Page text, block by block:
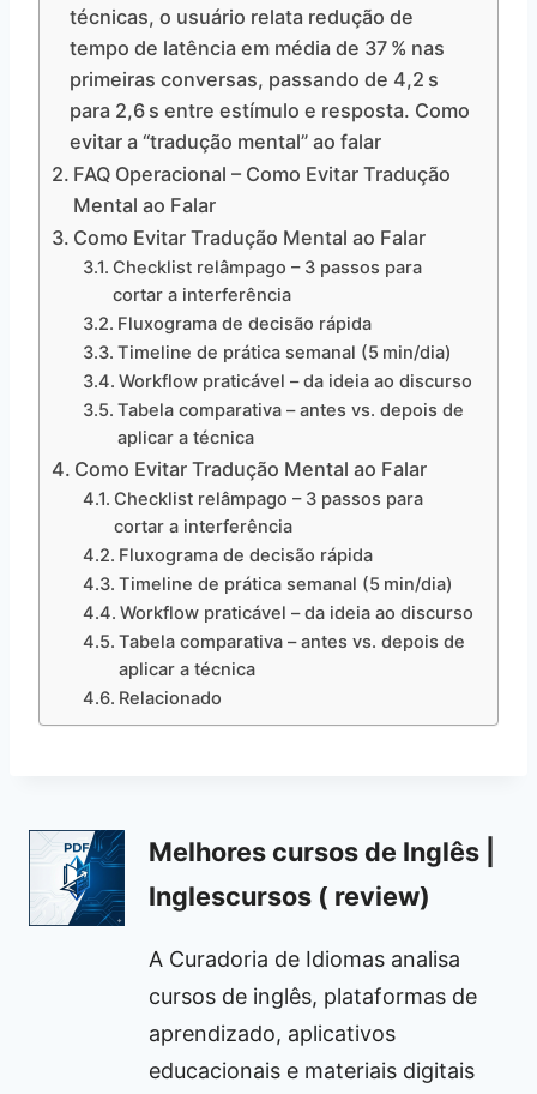
técnicas, o usuário relata redução de
tempo de latência em média de 37 % nas
primeiras conversas, passando de 4,2 s
para 2,6 s entre estímulo e resposta. Como
evitar a “tradução mental” ao falar
FAQ Operacional – Como Evitar Tradução
Mental ao Falar
Como Evitar Tradução Mental ao Falar
Checklist relâmpago – 3 passos para
cortar a interferência
Fluxograma de decisão rápida
Timeline de prática semanal (5 min/dia)
Workflow praticável – da ideia ao discurso
Tabela comparativa – antes vs. depois de
aplicar a técnica
Como Evitar Tradução Mental ao Falar
Checklist relâmpago – 3 passos para
cortar a interferência
Fluxograma de decisão rápida
Timeline de prática semanal (5 min/dia)
Workflow praticável – da ideia ao discurso
Tabela comparativa – antes vs. depois de
aplicar a técnica
Relacionado
Melhores cursos de Inglês |
Inglescursos ( review)
A Curadoria de Idiomas analisa
cursos de inglês, plataformas de
aprendizado, aplicativos
educacionais e materiais digitais